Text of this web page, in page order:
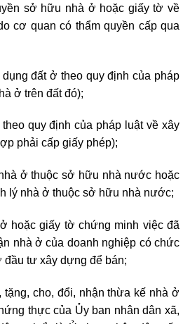
sở hữu nhà ở hoặc giấy tờ về
cơ quan có thẩm quyền cấp qua
đất ở theo quy định của pháp
ở trên đất đó);
quy định của pháp luật về xây
phải cấp giấy phép);
ở thuộc sở hữu nhà nước hoặc
lý nhà ở thuộc sở hữu nhà nước;
hoặc giấy tờ chứng minh việc đã
nhà ở của doanh nghiệp có chức
đầu tư xây dựng để bán;
tặng, cho, đổi, nhận thừa kế nhà ở
thực của Ủy ban nhân dân xã,